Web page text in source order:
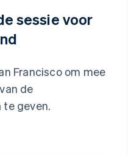
sessie voor
Francisco om mee
de
geven.